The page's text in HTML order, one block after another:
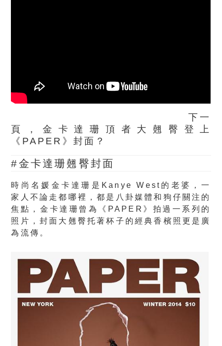
下一
頁，金卡達珊頂者大翹臀登上
《PAPER》封面？
#金卡達珊翹臀封面
時尚名媛金卡達珊是Kanye West的老婆，一
家人不論走都哪裡，都是八卦媒體和狗仔關注的
焦點，金卡達珊曾為《PAPER》拍過一系列的
照片，封面大翹臀托著杯子的經典香檳照更是廣
為流傳。